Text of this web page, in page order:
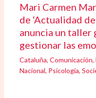
Mari Carmen
de ‘Actualidad
anuncia un taller
gestionar las
Cataluña,Comunicación,
Nacional, Psicología,